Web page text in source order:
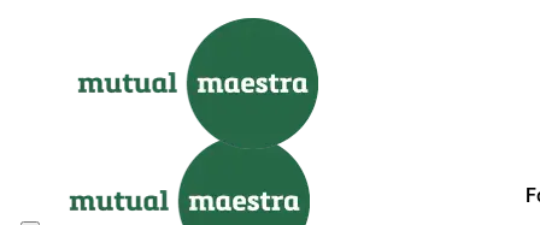
Saltar al pie de página